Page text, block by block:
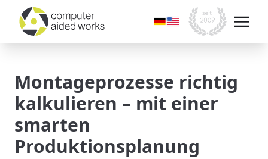
Montageprozesse richtig
kalkulieren – mit einer
smarten
Produktionsplanung